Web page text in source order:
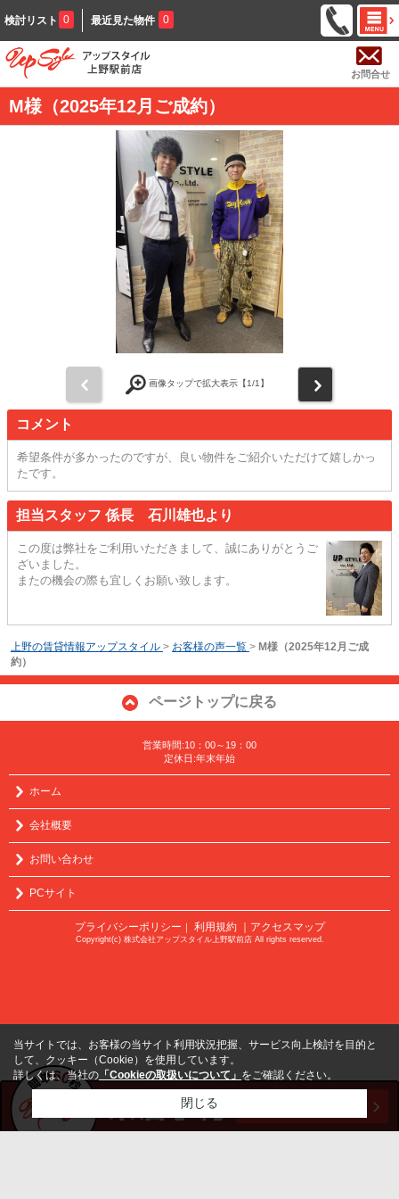
検討リスト 0 最近見た物件 0
お問合せ
M様（2025年12月ご成約）
画像タップで拡大表示【1/1】
コメント
希望条件が多かったのですが、良い物件をご紹介いただけて嬉しかっ
たです。
担当スタッフ 係長 石川雄也より
この度は弊社をご利用いただきまして、誠にありがとうご
ざいました。
またの機会の際も宜しくお願い致します。
上野の賃貸情報アップスタイル > お客様の声一覧 > M様（2025年12月ご成
約）
ページトップに戻る
営業時間:10：00～19：00
定休日:年末年始
ホーム
会社概要
お問い合わせ
PCサイト
プライバシーポリシー ｜ 利用規約 ｜アクセスマップ
Copyright(c) 株式会社アップスタイル上野駅前店 All rights reserved.
当サイトでは、お客様の当サイト利用状況把握、サービス向上検討を目的と
して、クッキー（Cookie）を使用しています。
詳しくは、当社の 「Cookieの取扱いについて」 をご確認ください。
閉じる